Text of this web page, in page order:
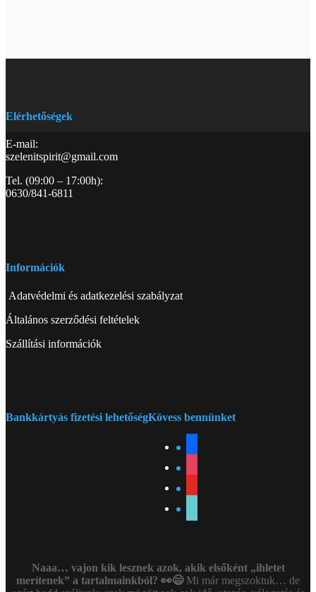
Elérhetőségek
E-mail:
szelenitspirit@gmail.com
Tel. (09:00 – 17:00h):
0630/841-6811
Információk
Adatvédelmi és adatkezelési szabályzat
Általános szerződési feltételek
Szállítási információk
Bankkártyás fizetési lehetőségKövess bennünket
Naaa… vajon kik lesznek azok, akik elsőként „ihletet
merítenek” a tartalmainkból? 👀😄Mi már megszoktuk… de